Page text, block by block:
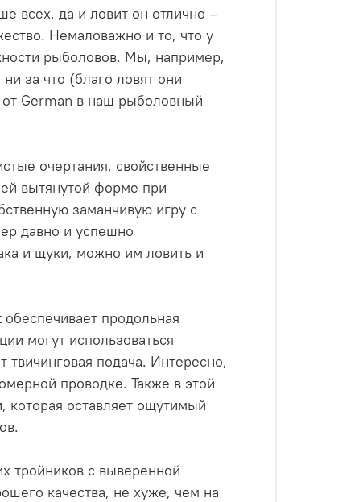
всех, да и ловит он отлично –
Немаловажно и то, что у
рыболовов. Мы, например,
за что (благо ловят они
German в наш рыболовный
очертания, свойственные
вытянутой форме при
заманчивую игру с
давно и успешно
и щуки, можно им ловить и
продольная
могут использоваться
подача. Интересно,
проводке. Также в этой
которая оставляет ощутимый
тройников с выверенной
качества, не хуже, чем на